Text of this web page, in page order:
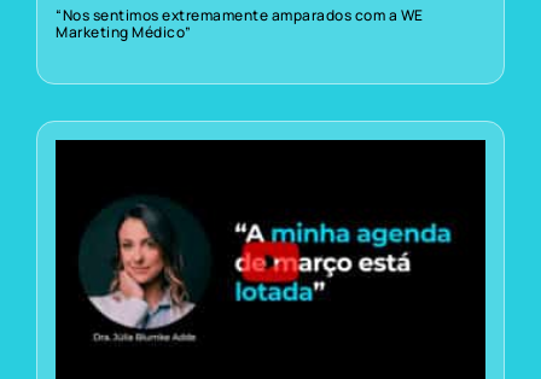
“Nos sentimos extremamente amparados com a WE
Marketing Médico”